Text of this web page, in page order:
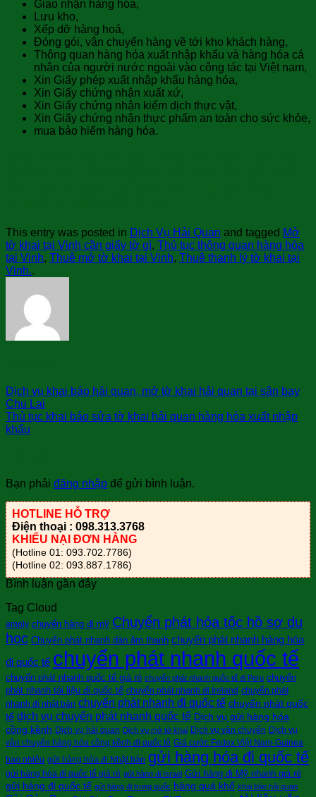
Giao nhận hàng hóa,
Lưu kho,
Xếp dỡ hàng hoá,
Đóng gói, vận chuyển hàng về tới kho khách hàng,
Thông quan hàng hóa xuất nhập khẩu và hàng hóa cá
nhân của người nước ngoài vào công tác tại Việt nam,
Xin Giấy phép xuất nhập khẩu hàng hóa,
Xin Giấy chứng nhận xuất xứ,
Xin Giấy chứng nhận kiểm dịch thực vật,
Xin Giấy chứng nhận thực phẩm an toàn cho sức khỏe,
mua bảo hiểm hàng hóa.
This entry was posted in Dịch Vụ Hải Quan and tagged Mở
tờ khai tại Vinh cần giấy tờ gì, Thủ tục thông quan hàng hóa
tại Vinh, Thuê mở tờ khai tại Vinh, Thuê thanh lý tờ khai tại
Vinh..
Dịch vụ khai báo hải quan, mở tờ khai hải quan tại sân bay
Chu Lai
Thủ tục khai báo sửa tờ khai hải quan hàng hóa xuất nhập
khẩu
Bạn phải đăng nhập để gửi bình luận.
HOTLINE HỖ TRỢ
Điện thoại : 098.313.3768
KHIẾU NẠI ĐƠN HÀNG
(Hotline 01: 093.702.7786)
(Hotline 02: 093.887.1786)
Bình luận gần đây
Tag Cloud
amply chuyển hàng đi mỹ Chuyển phát hỏa tốc hồ sơ du
học Chuyển phát nhanh dàn âm thanh chuyển phát nhanh hàng hóa
đi quốc tế chuyển phát nhanh quốc tế
chuyển phát nhanh quốc tế giá rẻ chuyển phát nhanh quốc tế đi Peru chuyển
phát nhanh tài liệu đi quốc tế chuyển phát nhanh đi Ireland chuyển phát
nhanh đi nhật bản chuyển phát nhanh đi quốc tế chuyển phát quốc
tế dịch vụ chuyển phát nhanh quốc tế Dịch vụ gửi hàng hóa
cồng kềnh Dịch vụ hải quan Dịch vụ mở tờ khai Dịch vụ vận chuyển Dịch vụ
vận chuyển hàng hóa cồng kềnh đi quốc tê Giá cước Fedex Việt Nam-Guinea
bao nhiêu gửi hàng hóa đi Nhật bản gửi hàng hóa đi quốc tế
gửi hàng hóa đi quốc tế giá rẻ gửi hàng đi Israel Gửi hàng đi Mỹ nhanh giá rẻ
gửi hàng đi quốc tế gửi hàng đi trung quốc hàng quá khổ khai báo hải quan